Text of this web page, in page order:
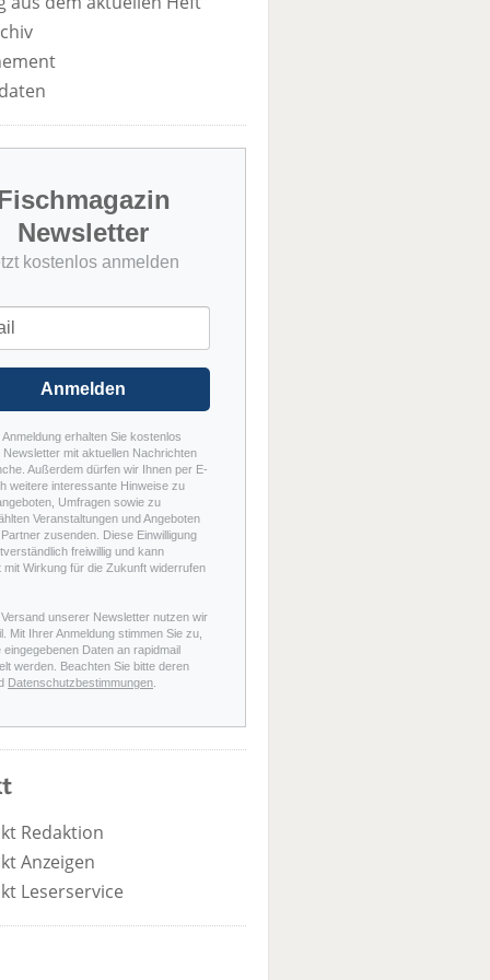
Newsletter
kostenlos anmelden
Anmelden
Anmeldung erhalten Sie kostenlos
Newsletter mit aktuellen Nachrichten
Außerdem dürfen wir Ihnen per E-
weitere interessante Hinweise zu
Umfragen sowie zu
Veranstaltungen und Angeboten
zusenden. Diese Einwilligung
freiwillig und kann
mit Wirkung für die Zukunft widerrufen
Versand unserer Newsletter nutzen wir
Mit Ihrer Anmeldung stimmen Sie zu,
eingegebenen Daten an rapidmail
werden. Beachten Sie bitte deren
Datenschutzbestimmungen
Redaktion
Anzeigen
Leserservice